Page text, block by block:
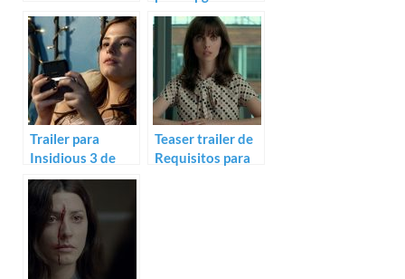
junio (2015)
Leigh Whannell
Trailer para
Insidious 3 de
Leigh Whannell
Teaser trailer de
Requisitos para